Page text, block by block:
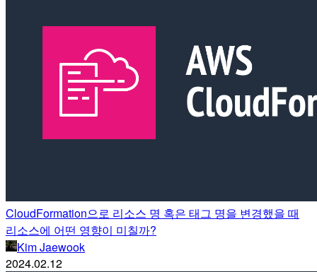
CloudFormation으로 리소스 명 혹은 태그 명을 변경했을 때
리소스에 어떤 영향이 미칠까?
Kim Jaewook
2024.02.12